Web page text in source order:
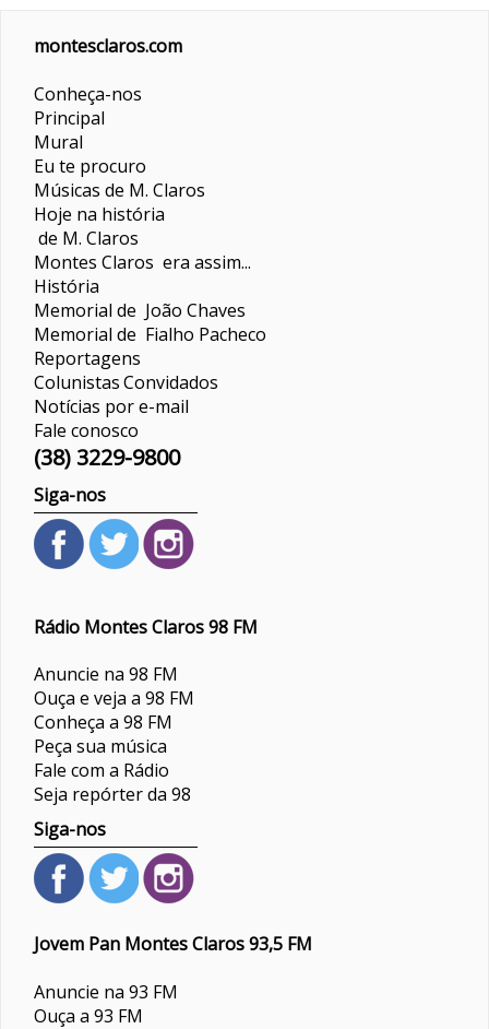
montesclaros.com
Conheça-nos
Principal
Mural
Eu te procuro
Músicas de M. Claros
Hoje na história
de M. Claros
Montes Claros era assim...
História
Memorial de João Chaves
Memorial de Fialho Pacheco
Reportagens
ColunistasConvidados
Notícias por e-mail
Fale conosco
(38) 3229-9800
Siga-nos
Rádio Montes Claros 98 FM
Anuncie na 98 FM
Ouça e veja a 98 FM
Conheça a 98 FM
Peça sua música
Fale com a Rádio
Seja repórter da 98
Siga-nos
Jovem Pan Montes Claros 93,5 FM
Anuncie na 93 FM
Ouça a 93 FM